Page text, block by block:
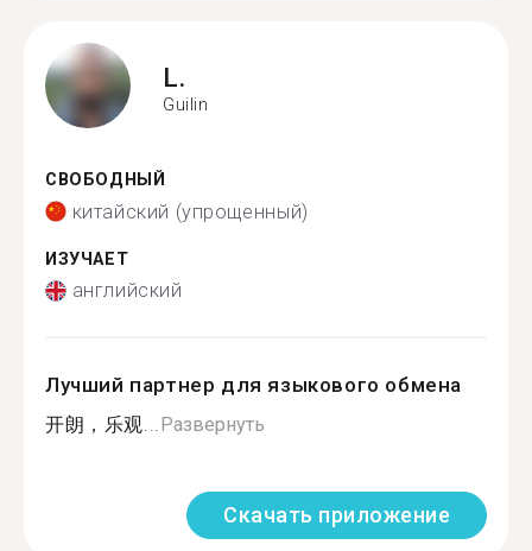
L.
Guilin
СВОБОДНЫЙ
китайский (упрощенный)
ИЗУЧАЕТ
английский
Лучший партнер для языкового обмена
开朗，乐观...Развернуть
Скачать приложение